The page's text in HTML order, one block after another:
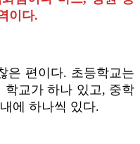
이다.
은 편이다. 초등학교는
학교가 하나 있고, 중학
에 하나씩 있다.